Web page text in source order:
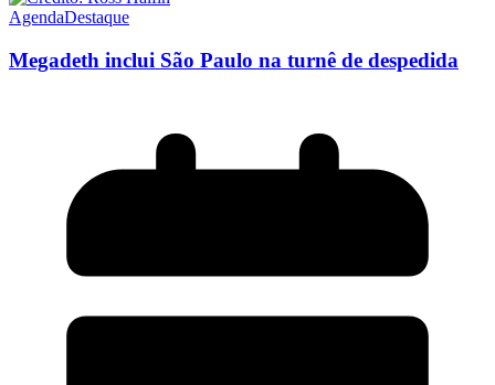
AgendaDestaque
Megadeth inclui São Paulo na turnê de despedida